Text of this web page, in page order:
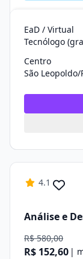
EaD / Virtual
Tecnólogo
Centro
São Leopoldo/
4.1
Análise e
R$ 580,00
R$ 152,60 |